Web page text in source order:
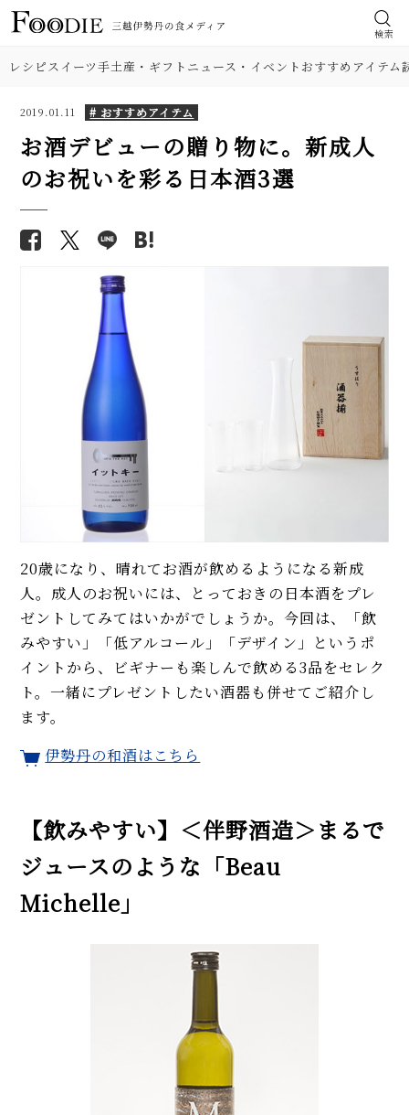
検索
レシピスイーツ手土産・ギフト ニュース・イベントおすすめアイテム
2019.01.11 # おすすめアイテム
お酒デビューの贈り物に。新成人
のお祝いを彩る日本酒3選
20歳になり、晴れてお酒が飲めるようになる新成
人。成人のお祝いには、とっておきの日本酒をプレ
ゼントしてみてはいかがでしょうか。今回は、「飲
みやすい」「低アルコール」「デザイン」というポ
イントから、ビギナーも楽しんで飲める3品をセレク
ト。一緒にプレゼントしたい酒器も併せてご紹介し
ます。
伊勢丹の和酒はこちら
【飲みやすい】＜伴野酒造＞まるで
ジュースのような「Beau
Michelle」